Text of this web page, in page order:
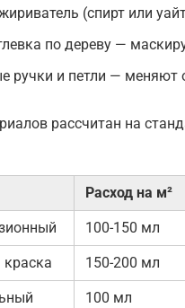
(спирт или
по дереву —
ручки и петли — меняют
рассчитан на
Расход на м²
100-150 мл
150-200 мл
100 мл